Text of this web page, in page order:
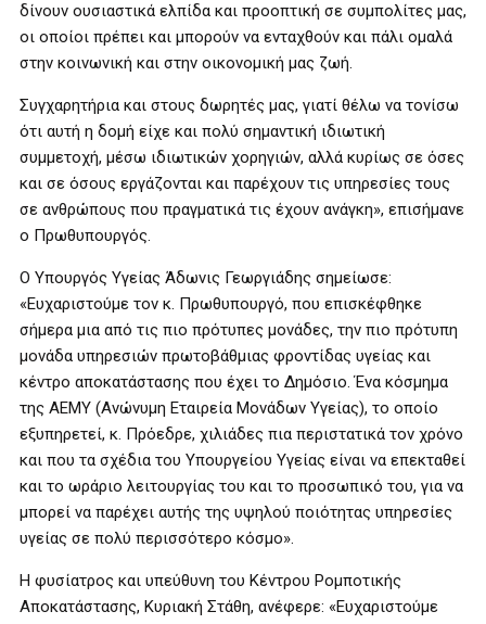
δίνουν ουσιαστικά ελπίδα και προοπτική σε συμπολίτες μας,
οι οποίοι πρέπει και μπορούν να ενταχθούν και πάλι ομαλά
στην κοινωνική και στην οικονομική μας ζωή.
Συγχαρητήρια και στους δωρητές μας, γιατί θέλω να τονίσω
ότι αυτή η δομή είχε και πολύ σημαντική ιδιωτική
συμμετοχή, μέσω ιδιωτικών χορηγιών, αλλά κυρίως σε όσες
και σε όσους εργάζονται και παρέχουν τις υπηρεσίες τους
σε ανθρώπους που πραγματικά τις έχουν ανάγκη», επισήμανε
ο Πρωθυπουργός.
Ο Υπουργός Υγείας Άδωνις Γεωργιάδης σημείωσε:
«Ευχαριστούμε τον κ. Πρωθυπουργό, που επισκέφθηκε
σήμερα μια από τις πιο πρότυπες μονάδες, την πιο πρότυπη
μονάδα υπηρεσιών πρωτοβάθμιας φροντίδας υγείας και
κέντρο αποκατάστασης που έχει το Δημόσιο. Ένα κόσμημα
της ΑΕΜΥ (Ανώνυμη Εταιρεία Μονάδων Υγείας), το οποίο
εξυπηρετεί, κ. Πρόεδρε, χιλιάδες πια περιστατικά τον χρόνο
και που τα σχέδια του Υπουργείου Υγείας είναι να επεκταθεί
και το ωράριο λειτουργίας του και το προσωπικό του, για να
μπορεί να παρέχει αυτής της υψηλού ποιότητας υπηρεσίες
υγείας σε πολύ περισσότερο κόσμο».
Η φυσίατρος και υπεύθυνη του Κέντρου Ρομποτικής
Αποκατάστασης, Κυριακή Στάθη, ανέφερε: «Ευχαριστούμε